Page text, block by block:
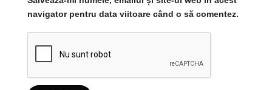
navigator pentru data viitoare când o să comentez.